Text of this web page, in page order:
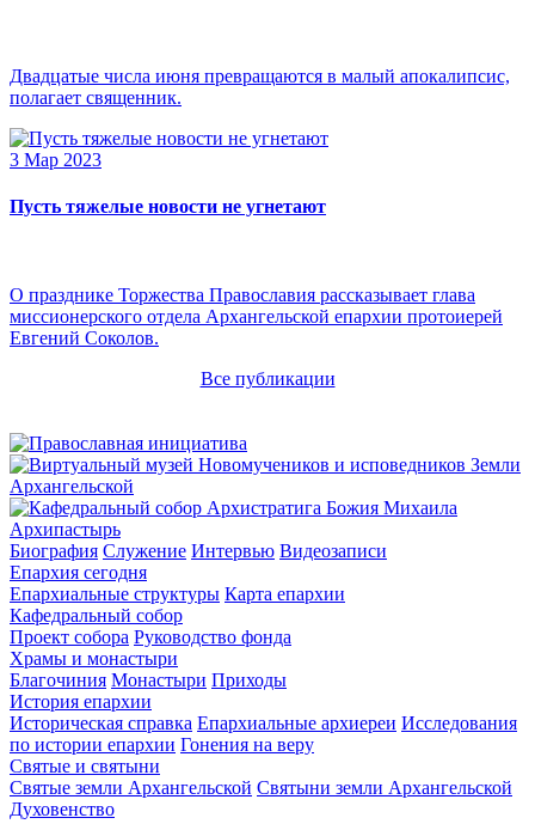
Двадцатые числа июня превращаются в малый апокалипсис,
полагает священник.
3 Мар 2023
Пусть тяжелые новости не угнетают
О празднике Торжества Православия рассказывает глава
миссионерского отдела Архангельской епархии протоиерей
Евгений Соколов.
Все публикации
Архипастырь
Биография Служение Интервью Видеозаписи
Епархия сегодня
Епархиальные структуры Карта епархии
Кафедральный собор
Проект собора Руководство фонда
Храмы и монастыри
Благочиния Монастыри Приходы
История епархии
Историческая справка Епархиальные архиереи Исследования
по истории епархии Гонения на веру
Святые и святыни
Святые земли Архангельской Святыни земли Архангельской
Духовенство